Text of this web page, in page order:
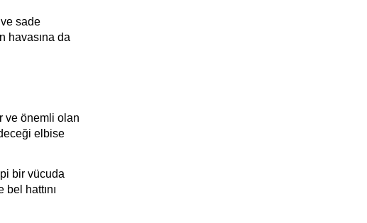
sade
havasına da
ve önemli olan
elbise
bir vücuda
hattını